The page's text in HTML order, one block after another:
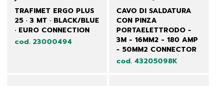
TRAFIMET ERGO PLUS
25 · 3 MT · BLACK/BLUE
· EURO CONNECTION
cod. 23000494
CAVO DI SALDATURA
CON PINZA
PORTAELETTRODO -
3M - 16MM2 - 180 AMP
- 50MM2 CONNECTOR
cod. 43205098K